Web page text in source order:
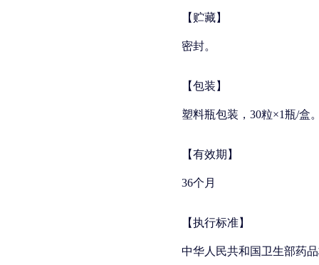
【贮藏】
密封。
【包装】
塑料瓶包装，30粒×1瓶/盒
【有效期】
36个月
【执行标准】
中华人民共和国卫生部药